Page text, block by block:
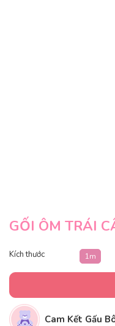
GỐI ÔM TRÁI
Kích thước 1m
Cam Kết Gấu